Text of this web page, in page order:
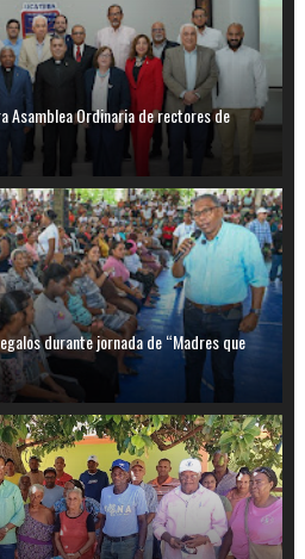
Asamblea Ordinaria de rectores de
durante jornada de “Madres que